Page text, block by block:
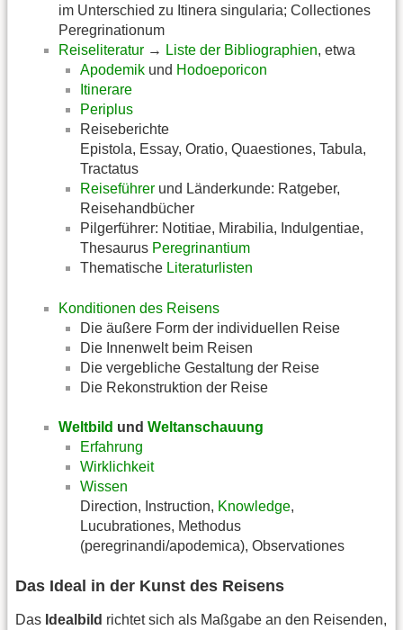
im Unterschied zu Itinera singularia; Collectiones
Peregrinationum
Reiseliteratur → Liste der Bibliographien, etwa
Apodemik und Hodoeporicon
Itinerare
Periplus
Reiseberichte
Epistola, Essay, Oratio, Quaestiones, Tabula,
Tractatus
Reiseführer und Länderkunde: Ratgeber,
Reisehandbücher
Pilgerführer: Notitiae, Mirabilia, Indulgentiae,
Thesaurus Peregrinantium
Thematische Literaturlisten
Konditionen des Reisens
Die äußere Form der individuellen Reise
Die Innenwelt beim Reisen
Die vergebliche Gestaltung der Reise
Die Rekonstruktion der Reise
Weltbild und Weltanschauung
Erfahrung
Wirklichkeit
Wissen
Direction, Instruction, Knowledge,
Lucubrationes, Methodus
(peregrinandi/apodemica), Observationes
Das Ideal in der Kunst des Reisens
Das Idealbild richtet sich als Maßgabe an den Reisenden,